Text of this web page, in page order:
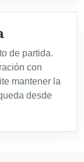
de partida.
con
mantener la
desde